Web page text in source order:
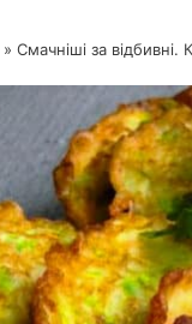
» Смачніші за відбивні.